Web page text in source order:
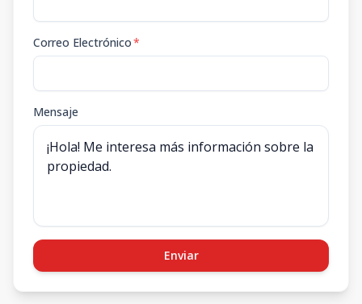
Correo Electrónico*
Mensaje
Enviar